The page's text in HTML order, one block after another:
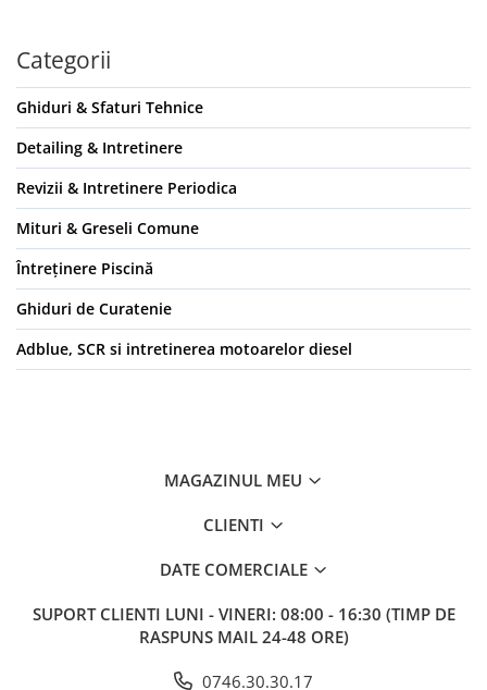
Categorii
Ghiduri & Sfaturi Tehnice
Detailing & Intretinere
Revizii & Intretinere Periodica
Mituri & Greseli Comune
Întreținere Piscină
Ghiduri de Curatenie
Adblue, SCR si intretinerea motoarelor diesel
MAGAZINUL MEU
CLIENTI
DATE COMERCIALE
SUPORT CLIENTI LUNI - VINERI: 08:00 - 16:30 (TIMP DE
RASPUNS MAIL 24-48 ORE)
0746.30.30.17